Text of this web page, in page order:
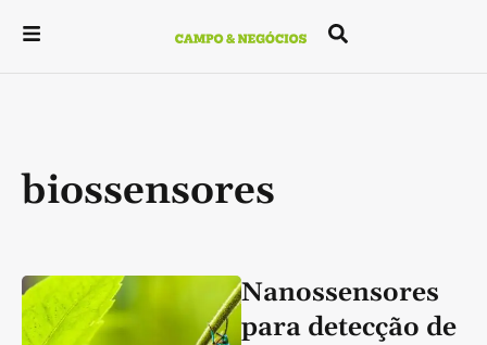
biossensores
Nanossensores
para detecção de